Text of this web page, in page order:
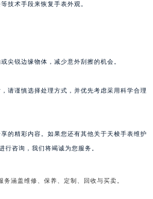
技术手段来恢复手表外观。
尖锐边缘物体，减少意外刮擦的机会。
请谨慎选择处理方式，并优先考虑采用科学合理
享的精彩内容。如果您还有其他关于天梭手表维护
行咨询，我们将竭诚为您服务。